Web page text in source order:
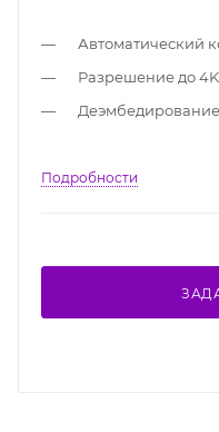
Автоматический
Разрешение до
Подробности